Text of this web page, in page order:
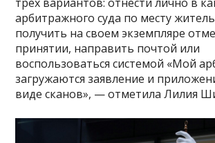
трех вариантов: отнести лично в
арбитражного суда по месту
получить на своем экземпляре
принятии, направить почтой или
воспользоваться системой «Мой
загружаются заявление и
виде сканов», — отметила Лилия